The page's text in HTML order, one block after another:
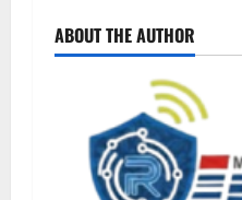
ABOUT THE AUTHOR